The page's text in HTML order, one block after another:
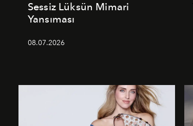
Sessiz Lüksün Mimari
Yansıması
08.07.2026